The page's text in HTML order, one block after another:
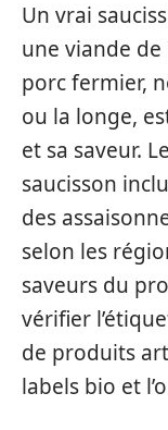
Un vrai
une viande
porc fermier,
ou la longe,
et sa saveur.
saucisson
des
selon les
saveurs du
vérifier
de produits
labels bio et